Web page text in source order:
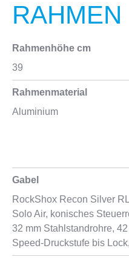
RAHMEN
Rahmenhöhe cm
39
Rahmenmaterial
Aluminium
Gabel
RockShox Recon Silver
Solo Air, konisches
32 mm Stahlstandrohre,
Speed-Druckstufe bis